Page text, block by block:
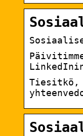
Tiesitkö,